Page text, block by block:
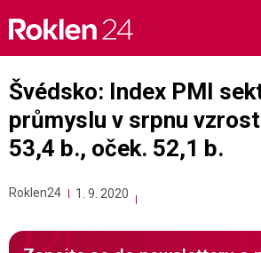
content
Švédsko: Index PMI
průmyslu v srpnu
53,4 b., oček. 52,1 b.
Roklen24 1. 9. 2020